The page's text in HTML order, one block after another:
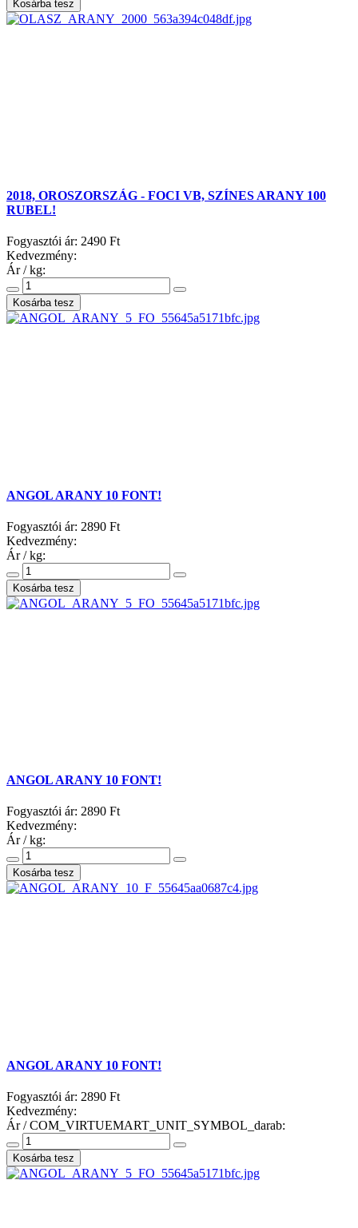
2018, OROSZORSZÁG - FOCI VB, SZÍNES ARANY 100
RUBEL!
Fogyasztói ár: 2490 Ft
Kedvezmény:
Ár / kg:
ANGOL ARANY 10 FONT!
Fogyasztói ár: 2890 Ft
Kedvezmény:
Ár / kg:
ANGOL ARANY 10 FONT!
Fogyasztói ár: 2890 Ft
Kedvezmény:
Ár / kg:
ANGOL ARANY 10 FONT!
Fogyasztói ár: 2890 Ft
Kedvezmény:
Ár / COM_VIRTUEMART_UNIT_SYMBOL_darab: